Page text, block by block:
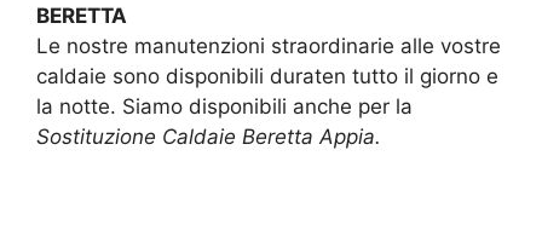
BERETTA
Le nostre manutenzioni straordinarie alle vostre
caldaie sono disponibili duraten tutto il giorno e
la notte. Siamo disponibili anche per la
Sostituzione Caldaie Beretta Appia.